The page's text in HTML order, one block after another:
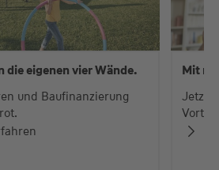
die eigenen vier Wände.
und Baufinanzierung
Mit
Jetzt